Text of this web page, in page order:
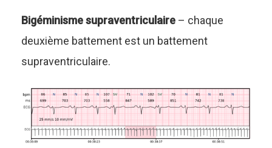
Bigéminisme supraventriculaire – chaque
deuxième battement est un battement
supraventriculaire.